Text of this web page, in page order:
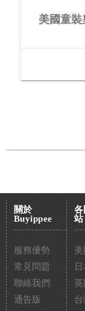
美國童裝
關於
Buyippee
服務優勢
常見問題
聯絡我們
通告版
各
站
英